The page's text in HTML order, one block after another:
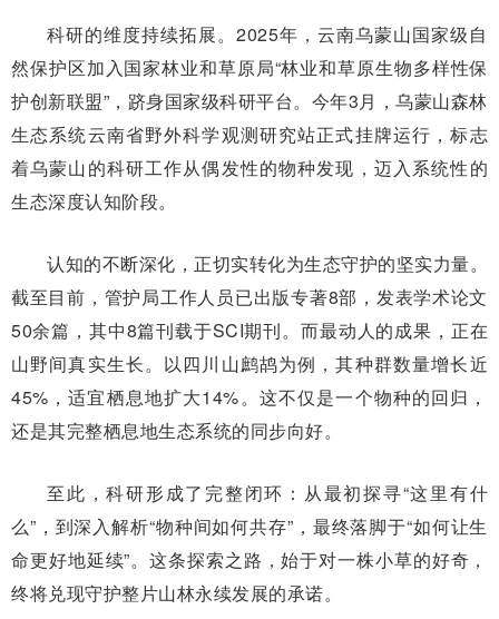
科研的维度持续拓展。2025年，云南乌蒙山国家级自
然保护区加入国家林业和草原局“林业和草原生物多样性保
护创新联盟”，跻身国家级科研平台。今年3月，乌蒙山森林
生态系统云南省野外科学观测研究站正式挂牌运行，标志
着乌蒙山的科研工作从偶发性的物种发现，迈入系统性的
生态深度认知阶段。
认知的不断深化，正切实转化为生态守护的坚实力量。
截至目前，管护局工作人员已出版专著8部，发表学术论文
50余篇，其中8篇刊载于SCI期刊。而最动人的成果，正在
山野间真实生长。以四川山鹧鸪为例，其种群数量增长近
45%，适宜栖息地扩大14%。这不仅是一个物种的回归，
还是其完整栖息地生态系统的同步向好。
至此，科研形成了完整闭环：从最初探寻“这里有什
么”，到深入解析“物种间如何共存”，最终落脚于“如何让生
命更好地延续”。这条探索之路，始于对一株小草的好奇，
终将兑现守护整片山林永续发展的承诺。